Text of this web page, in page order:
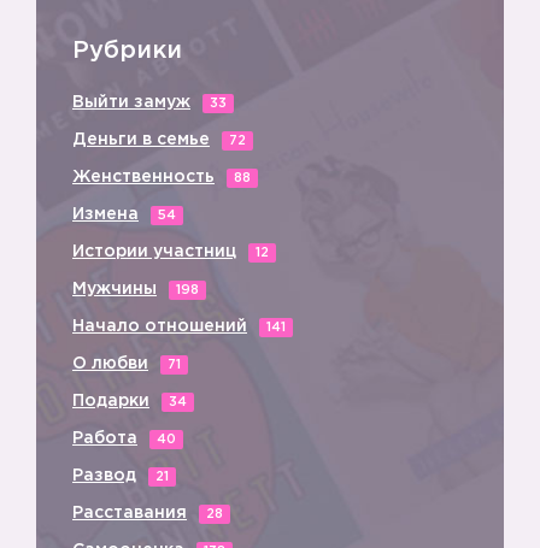
Рубрики
Выйти замуж 33
Деньги в семье 72
Женственность 88
Измена 54
Истории участниц 12
Мужчины 198
Начало отношений 141
О любви 71
Подарки 34
Работа 40
Развод 21
Расставания 28